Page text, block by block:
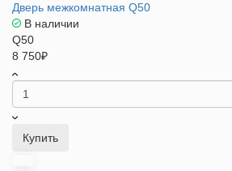
Дверь межкомнатная Q50
В наличии
Q50
8 750₽
Купить